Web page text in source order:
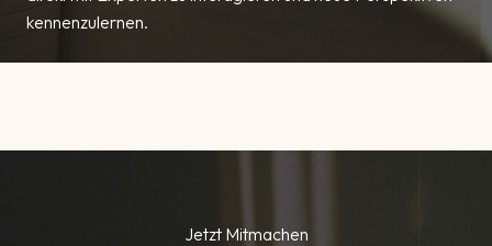
kennenzulernen.
Jetzt Mitmachen